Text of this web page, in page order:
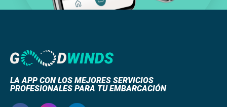
LA APP CON LOS MEJORES SERVICIOS
PROFESIONALES PARA TU EMBARCACIÓN